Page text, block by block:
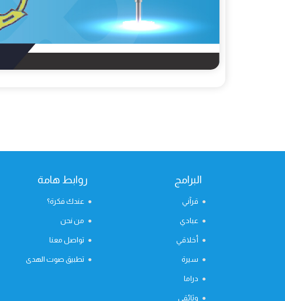
البرامج
قرآني
عبادي
أخلاقي
سيرة
دراما
وثائقي
روابط هامة
عندك فكرة؟
من نحن
تواصل معنا
تطبيق صوت الهدى